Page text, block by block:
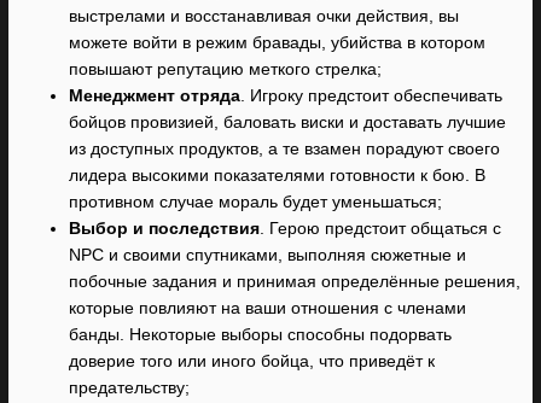
выстрелами и восстанавливая очки действия, вы
можете войти в режим бравады, убийства в котором
повышают репутацию меткого стрелка;
Менеджмент отряда . Игроку предстоит обеспечивать
бойцов провизией, баловать виски и доставать лучшие
из доступных продуктов, а те взамен порадуют своего
лидера высокими показателями готовности к бою. В
противном случае мораль будет уменьшаться;
Выбор и последствия . Герою предстоит общаться с
NPC и своими спутниками, выполняя сюжетные и
побочные задания и принимая определённые решения,
которые повлияют на ваши отношения с членами
банды. Некоторые выборы способны подорвать
доверие того или иного бойца, что приведёт к
предательству;